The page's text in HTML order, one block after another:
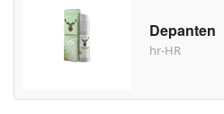
Depanten
hr-HR